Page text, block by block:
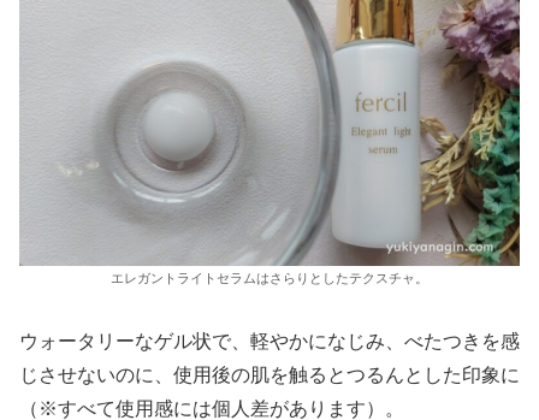
エレガントライトセラムはさらりとしたテクスチャ。
ウォータリーなゲル状で、軽やかになじみ、べたつきを感
じさせないのに、使用後の肌を触るとつるんとした印象に
（※すべて使用感には個人差があります）。